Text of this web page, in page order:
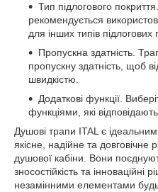
Тип підлогового
рекомендується
для інших типів підлогових
Пропускна здатність.
пропускну здатність, щоб
швидкістю.
Додаткові функції.
функціями, які
Душові трапи ITAL є
якісне, надійне та
душової кабіни. Вони
зносостійкість та інноваційні
незамінними елементами